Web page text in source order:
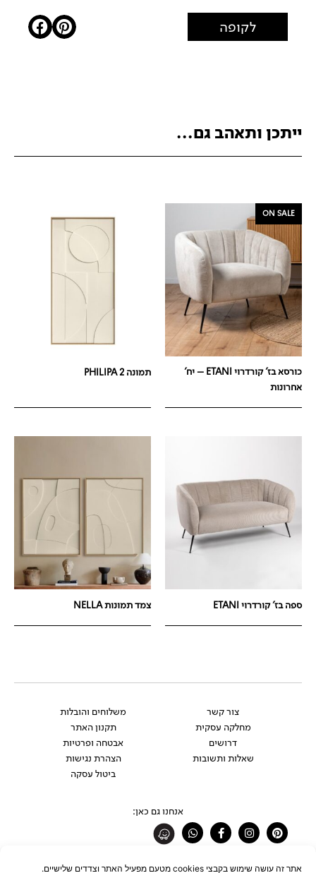
לקופה
ייתכן ותאהב גם...
ON SALE
כורסא בז' קורדרוי ETANI – יח'
אחרונות
תמונה PHILIPA 2
ספה בז' קורדרוי ETANI צמד תמונות NELLA
צור קשר
מחלקה עסקית
דרושים
שאלות ותשובות
משלוחים והובלות
תקנון האתר
אבטחה ופרטיות
הצהרת נגישות
ביטול עסקה
אנחנו גם כאן:
Pinterest
Instagram
Facebook-
f
Whatsapp